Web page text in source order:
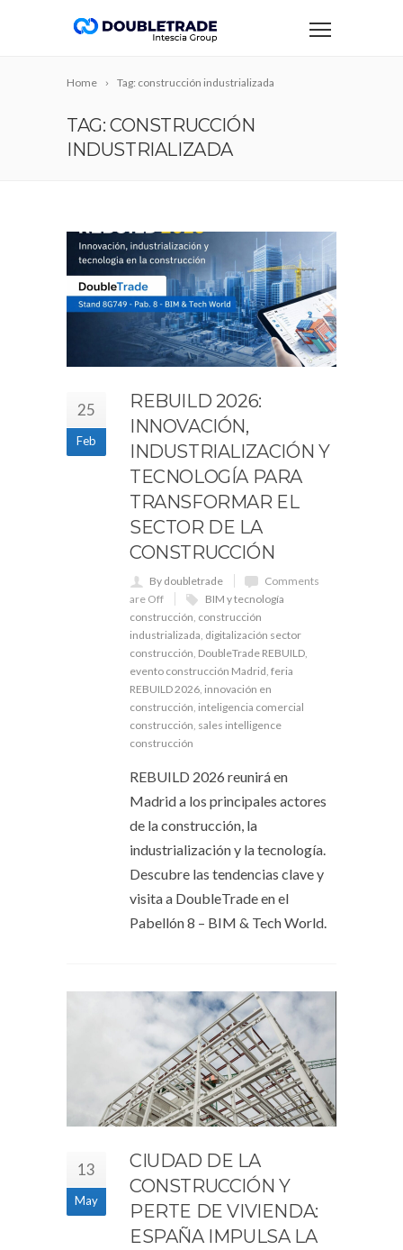
Home Tag: construcción industrializada
TAG: CONSTRUCCIÓN
INDUSTRIALIZADA
25
Feb
REBUILD 2026:
INNOVACIÓN,
INDUSTRIALIZACIÓN Y
TECNOLOGÍA PARA
TRANSFORMAR EL
SECTOR DE LA
CONSTRUCCIÓN
By doubletrade
Comments
are Off
BIM y tecnología
construcción, construcción
industrializada, digitalización sector
construcción, DoubleTrade REBUILD,
evento construcción Madrid, feria
REBUILD 2026, innovación en
construcción, inteligencia comercial
construcción, sales intelligence
construcción
REBUILD 2026 reunirá en
Madrid a los principales actores
de la construcción, la
industrialización y la tecnología.
Descubre las tendencias clave y
visita a DoubleTrade en el
Pabellón 8 – BIM & Tech World.
13
May
CIUDAD DE LA
CONSTRUCCIÓN Y
PERTE DE VIVIENDA:
ESPAÑA IMPULSA LA